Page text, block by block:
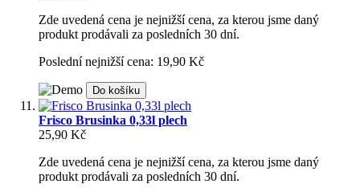
Zde uvedená cena je nejnižší cena, za kterou jsme daný
produkt prodávali za posledních 30 dní.
Poslední nejnižší cena: 19,90 Kč
Do košíku
Frisco Brusinka 0,33l plech
25,90 Kč
Zde uvedená cena je nejnižší cena, za kterou jsme daný
produkt prodávali za posledních 30 dní.